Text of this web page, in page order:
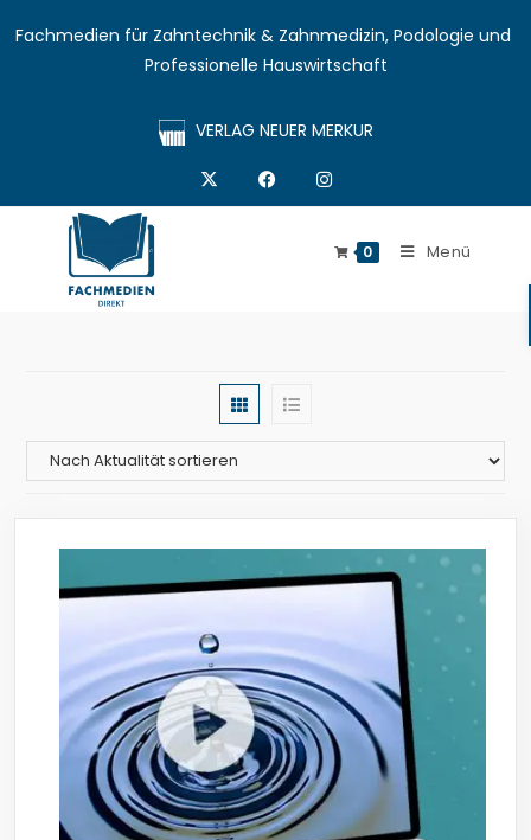
Fachmedien für Zahntechnik & Zahnmedizin, Podologie und
Professionelle Hauswirtschaft
VERLAG NEUER MERKUR
0 Menü